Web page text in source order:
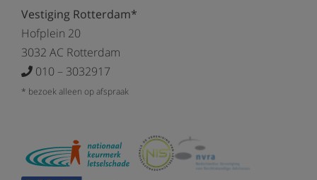
Vestiging Rotterdam*
Hofplein 20
3032 AC Rotterdam
010 – 3032917
* bezoek alleen op afspraak